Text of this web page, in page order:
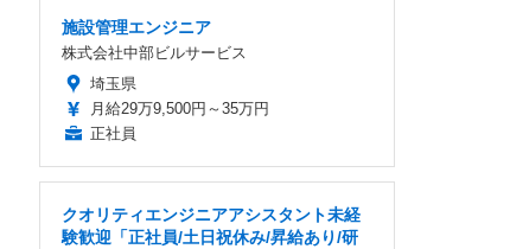
施設管理エンジニア
株式会社中部ビルサービス
埼玉県
月給29万9,500円～35万円
正社員
クオリティエンジニアアシスタント未経
験歓迎「正社員/土日祝休み/昇給あり/研